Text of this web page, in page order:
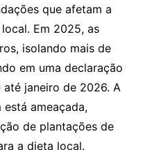
que afetam a
Em 2025, as
isolando mais de
em uma declaração
janeiro de 2026. A
ameaçada,
de plantações de
a dieta local.